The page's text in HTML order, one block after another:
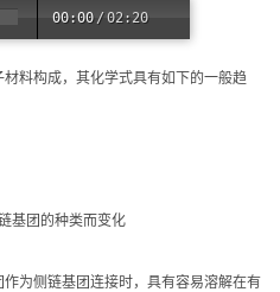
00:00 /02:20
料构成，其化学式具有如下的一般趋
基团的种类而变化
为侧链基团连接时，具有容易溶解在有